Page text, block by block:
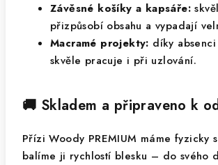
Závěsné košíky a kapsáře:
přizpůsobí obsahu a vypadají
Macramé projekty: díky
skvěle pracuje i při uzlování.
🚚 Skladem a připraveno k
Přízi Woody PREMIUM máme fyzicky
balíme ji rychlostí blesku – do svého